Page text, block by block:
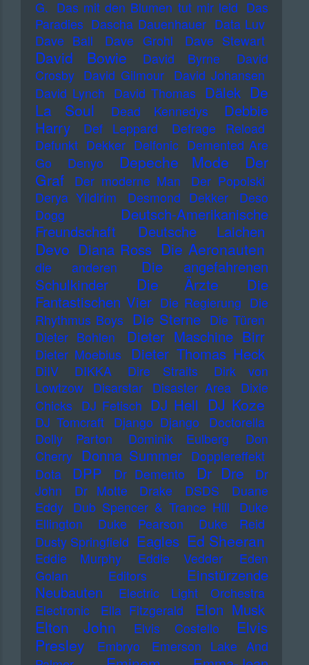
G. Das mit den Blumen tut mir leid Das
Paradies Dascha Dauenhauer Data Luv
Dave Ball
Dave Grohl Dave Stewart
David Bowie David Byrne
David
Crosby David Gilmour David Johansen
David Lynch David Thomas Dälek De
La Soul
Dead Kennedys
Debbie
Harry
Def Leppard
Defrage Reload
Defunkt Dekker Delfonic Demented Are
Go
Denyo Depeche Mode
Der
Graf
Der moderne Man
Der Popolski
Derya Yildirim
Desmond Dekker
Deso
Dogg
Deutsch-Amerikanische
Freundschaft
Deutsche Laichen
Devo Diana Ross Die Aeronauten
die anderen
Die angefahrenen
Schulkinder
Die Ärzte
Die
Fantastischen Vier Die Regierung Die
Rhythmus Boys Die Sterne Die Türen
Dieter Bohlen
Dieter Maschine Birr
Dieter Moebius Dieter Thomas Heck
DiIV DIKKA Dire Straits
Dirk von
Lowtzow
Disarstar Disaster Area
Dixie
Chicks DJ Fetisch DJ Hell DJ Koze
DJ Tomcraft Django Django
Doctorella
Dolly Parton
Dominik Eulberg
Don
Cherry Donna Summer Dopplereffekt
Dota
DPP Dr Demento Dr Dre
Dr
John
Dr Motte Drake DSDS
Duane
Eddy
Dub Spencer & Trance Hill
Duke
Ellington
Duke Pearson
Duke Reid
Dusty Springfield Eagles Ed Sheeran
Eddie Murphy Eddie Vedder
Eden
Golan
Editors
Einstürzende
Neubauten
Electric Light Orchestra
Electronic
Ella Fitzgerald Elon Musk
Elton John Elvis Costello
Elvis
Presley
Embryo
Emerson Lake And